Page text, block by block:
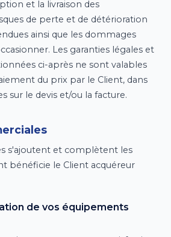
et la livraison des
de perte et de détérioration
ainsi que les dommages
Les garanties légales et
ci-après ne sont valables
du prix par le Client, dans
sur le devis et/ou la facture.
s'ajoutent et complètent les
bénéficie le Client acquéreur
de vos équipements